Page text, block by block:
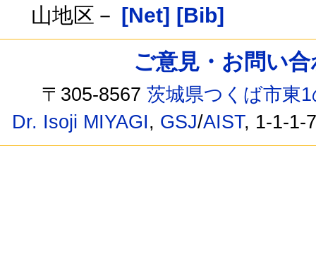
山地区－
[Net] [Bib]
ご意見・お問い
〒305-8567茨城県つくば市東
Dr. Isoji MIYAGI, GSJ/AIST, 1-1-1-